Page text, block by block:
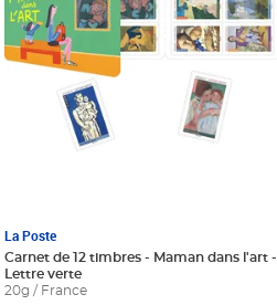
La Poste
Carnet de 12 timbres - Maman dans l'art -
Lettre verte
20g / France